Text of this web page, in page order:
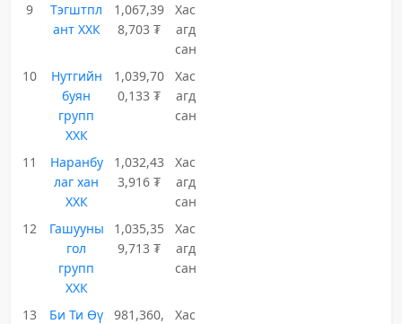
9
Тэгштпл
ант ХХК
1,067,39
8,703 ₮
Хас
агд
сан
10
Нутгийн
буян
групп
ХХК
1,039,70
0,133 ₮
Хас
агд
сан
11
Наранбу
лаг хан
ХХК
1,032,43
3,916 ₮
Хас
агд
сан
12
Гашууны
гол
групп
ХХК
1,035,35
9,713 ₮
Хас
агд
сан
13
Би Ти Өү
981,360,
Хас